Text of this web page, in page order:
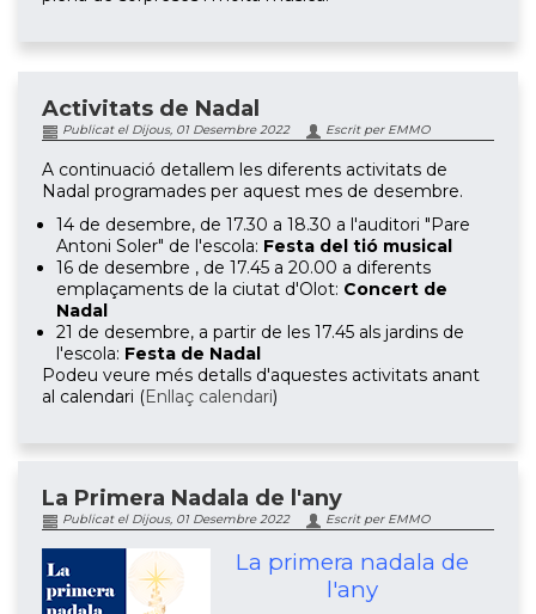
Activitats de Nadal
Publicat el Dijous, 01 Desembre 2022 Escrit per EMMO
A continuació detallem les diferents activitats de
Nadal programades per aquest mes de desembre.
14 de desembre, de 17.30 a 18.30 a l'auditori "Pare
Antoni Soler" de l'escola: Festa del tió musical
16 de desembre , de 17.45 a 20.00 a diferents
emplaçaments de la ciutat d'Olot: Concert de
Nadal
21 de desembre, a partir de les 17.45 als jardins de
l'escola: Festa de Nadal
Podeu veure més detalls d'aquestes activitats anant
al calendari (Enllaç calendari)
La Primera Nadala de l'any
Publicat el Dijous, 01 Desembre 2022 Escrit per EMMO
La primera nadala de
l'any